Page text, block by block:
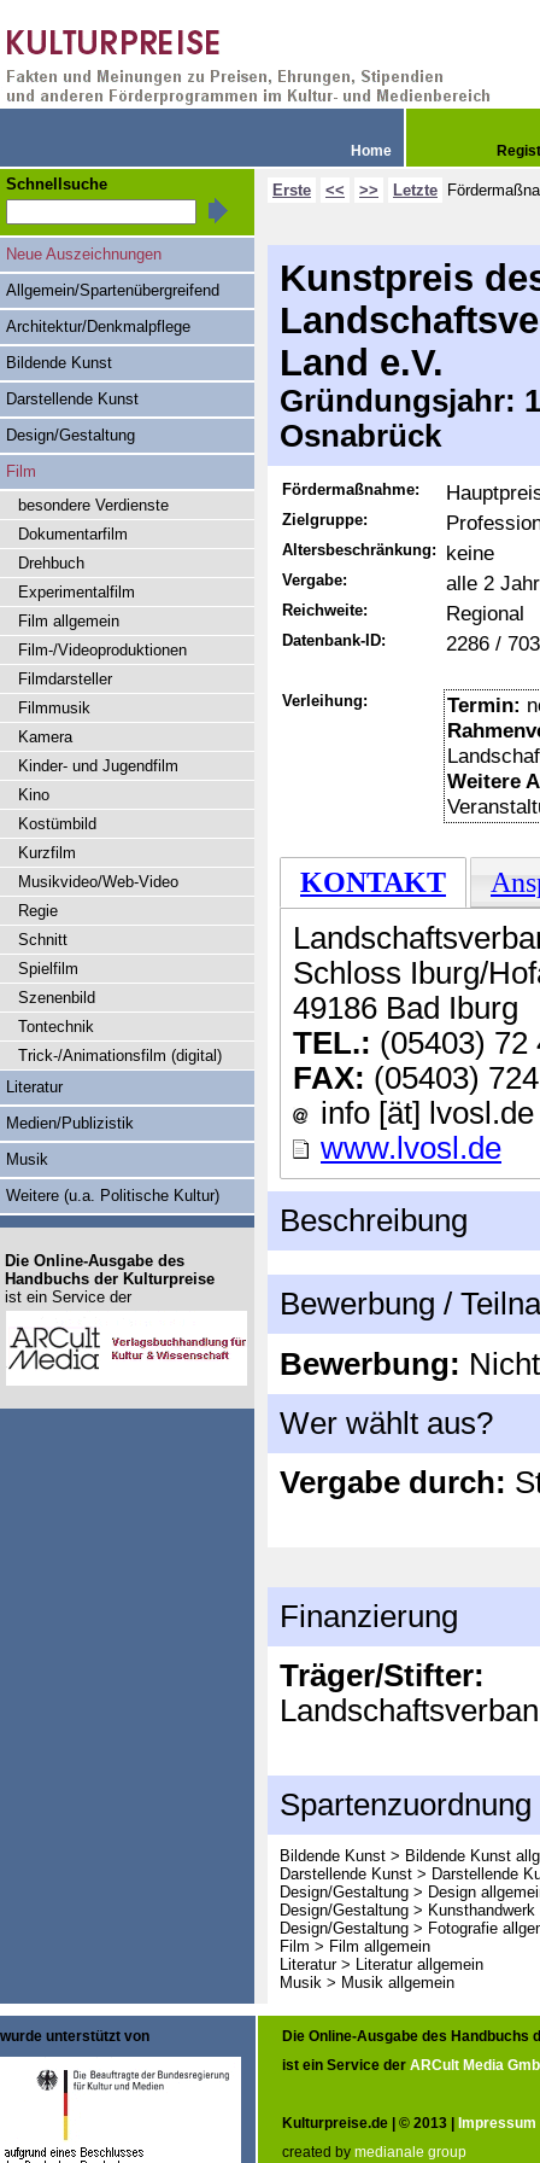
Home
Erste << >> Letzte
Kunstpreis
Land e.V.
Gründungsjahr:
Osnabrück
Fördermaßnahme:
Zielgruppe:
Altersbeschränkung: keine
Vergabe: alle 2
Reichweite: Regional
Datenbank-ID: 2286 / 703
Verleihung: Termin:
Weitere
KONTAKT
Schloss Iburg/
49186 Bad Iburg
TEL.: (05403) 72
FAX: (05403)
info [ät] lvosl.de
www.lvosl.de
Beschreibung
Bewerbung /
Bewerbung:
Wer wählt aus?
Vergabe durch:
Finanzierung
Träger/Stifter:
Spartenzuordnung
Bildende Kunst > Bildende Kunst
Darstellende Kunst > Darstellende
Design/Gestaltung > Design
Design/Gestaltung > Kunsthandwerk
Design/Gestaltung > Fotografie
Film > Film allgemein
Literatur > Literatur allgemein
Musik > Musik allgemein
Schnellsuche
Neue Auszeichnungen
Allgemein/Spartenübergreifend
Architektur/Denkmalpflege
Bildende Kunst
Darstellende Kunst
Design/Gestaltung
Film
besondere Verdienste
Dokumentarfilm
Drehbuch
Experimentalfilm
Film allgemein
Film-/Videoproduktionen
Filmdarsteller
Filmmusik
Kamera
Kinder- und Jugendfilm
Kino
Kostümbild
Kurzfilm
Musikvideo/Web-Video
Regie
Schnitt
Spielfilm
Szenenbild
Tontechnik
Trick-/Animationsfilm (digital)
Literatur
Medien/Publizistik
Musik
Weitere (u.a. Politische Kultur)
Die Online-Ausgabe des
Handbuchs der Kulturpreise
ist ein Service der
wurde unterstützt von
Die Online-Ausgabe des Handbuchs
ist ein Service der ARCult Media
Kulturpreise.de | © 2013 | Impressum
created by medianale group